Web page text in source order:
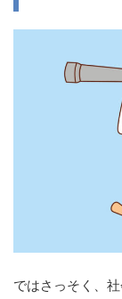
ではさっそく、